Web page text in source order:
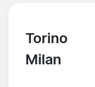
Torino
Milan